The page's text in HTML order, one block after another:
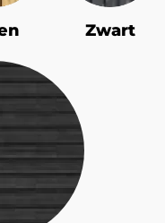
Zwart